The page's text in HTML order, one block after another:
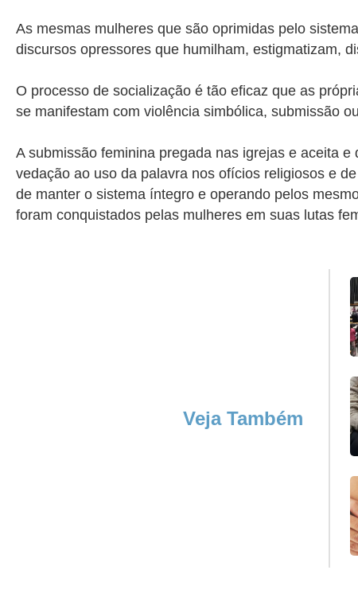
As mesmas mulheres que são oprimidas pelo
discursos opressores que humilham, estigmatizam,
O processo de socialização é tão eficaz que as
se manifestam com violência simbólica, submissão
A submissão feminina pregada nas igrejas e aceita
vedação ao uso da palavra nos ofícios religiosos e
de manter o sistema íntegro e operando pelos
foram conquistados pelas mulheres em suas lutas
Veja Também